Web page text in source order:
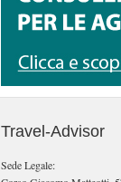
Travel-Advisor
Sede Legale: